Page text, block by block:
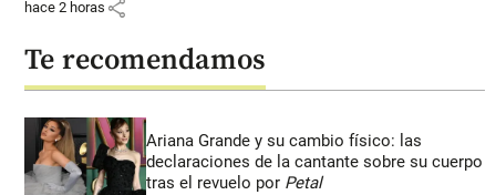
hace 2 horas share
Te recomendamos
Ariana Grande y su cambio físico: las
declaraciones de la cantante sobre su cuerpo
tras el revuelo por Petal